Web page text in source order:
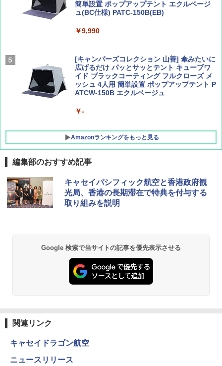
AIRLINE（エアライン）2026年9月号【特
集】ボーイング110周年を祝して！
￥1,760
新しい日本地理 地図・統計・移動から読み
解く (講談社現代新書)
￥1,540
簡単設置 ポップアップテント エクルベージ
ュ(BC仕様) PATC-150B(EB)
￥9,990
[キャンパーズコレクション 山善] 傘みたいに
広げるだけ パッとサッとテント キューブワ
イド ブラックコーティング フルクローズ メ
ッシュ 4人用 簡単設置 ポップアップテント P
ATCW-150B エクルベージュ
￥-
Amazonランキングをもっと見る
DEWEL パラソル 大型 ビーチ アウトドアパ
ラソル ガーデン サイトシート付 折りたたみ
防水 UVカット 4段階高さ調整 軽量 収納袋付
き
BUNDOK(バンドック)ソロ ドーム 1 EX BDK
-08EX カーキ ソロキャンプ ポリエステル フ
レーム テント
￥14,800
￥2,980
編集部のおすすめ記事
キャセイパシフィック航空と香港政府観
光局、香港の長期滞在で特典を付与する
取り組みを説明
Google 検索で当サイトの記事を優先表示させる
関連リンク
キャセイドラゴン航空
ニュースリリース